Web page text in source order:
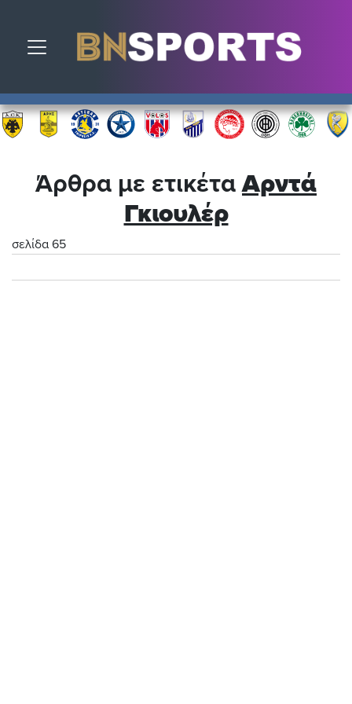
Toggle navigation
Άρθρα με ετικέταΑρντά
Γκιουλέρ
σελίδα 65